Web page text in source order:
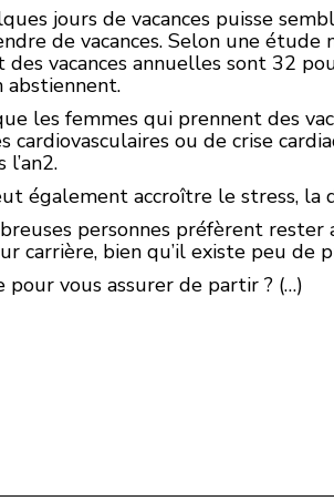
jours de vacances puisse
de vacances. Selon une étude
vacances annuelles sont 32
abstiennent.
les femmes qui prennent des
cardiovasculaires ou de crise
également accroître le stress, la
personnes préfèrent
carrière, bien qu’il existe peu de
pour vous assurer de partir ? (…)